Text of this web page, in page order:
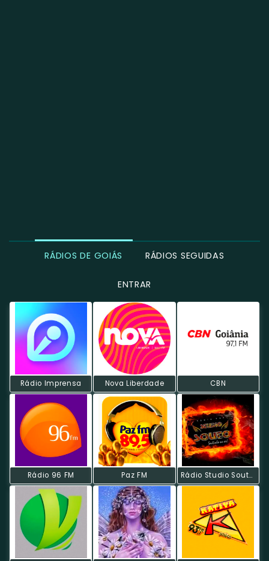
RÁDIOS DE GOIÁS RÁDIOS SEGUIDAS
ENTRAR
Rádio Imprensa Nova Liberdade CBN
Rádio 96 FM Paz FM Rádio Studio Souto - Discoteca 70s